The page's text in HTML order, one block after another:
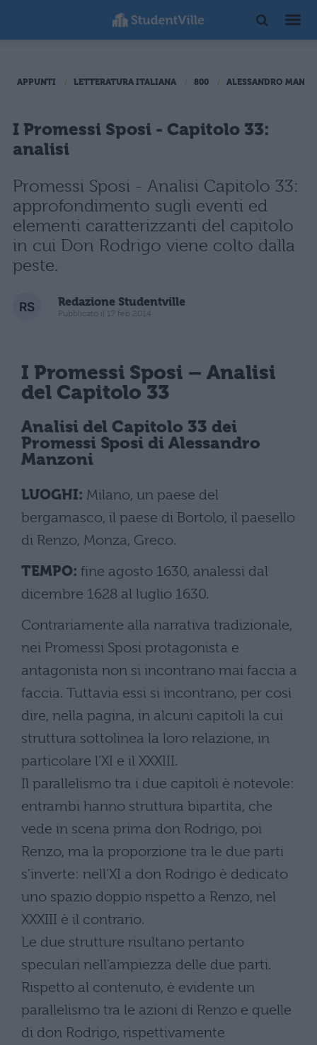
APPUNTI LETTERATURA ITALIANA 800 ALESSANDRO
I Promessi Sposi - Capitolo 33:
analisi
Promessi Sposi - Analisi Capitolo 33:
approfondimento sugli eventi ed
elementi caratterizzanti del capitolo
in cui Don Rodrigo viene colto dalla
peste.
Redazione Studentville
Pubblicato il 17 feb 2014
I Promessi Sposi – Analisi
del Capitolo 33
Analisi delCapitolo 33 dei
Promessi Sposi di Alessandro
Manzoni
LUOGHI: Milano, un paese del
bergamasco, il paese di Bortolo, il paesello
di Renzo, Monza, Greco.
TEMPO: fine agosto 1630, analessi dal
dicembre 1628 al luglio 1630.
Contrariamente alla narrativa tradizionale,
nei Promessi Sposi protagonista e
antagonista non si incontrano mai faccia a
faccia. Tuttavia essi si incontrano, per così
dire, nella pagina, in alcuni capitoli la cui
struttura sottolinea la loro relazione, in
particolare l’XI e il XXXIII.
Il parallelismo tra i due capitoli è notevole:
entrambi hanno struttura bipartita, che
vede in scena prima don Rodrigo, poi
Renzo, ma la proporzione tra le due parti
s’inverte: nell’XI a don Rodrigo è dedicato
uno spazio doppio rispetto a Renzo, nel
XXXIII è il contrario.
Le due strutture risultano pertanto
speculari nell’ampiezza delle due parti.
Rispetto al contenuto, è evidente un
parallelismo tra le azioni di Renzo e quelle
di don Rodrigo, rispettivamente